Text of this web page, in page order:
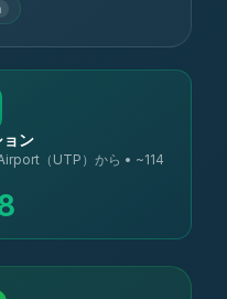
ン
（UTP）から • ~114